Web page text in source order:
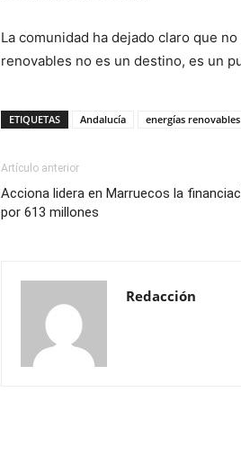
La comunidad ha dejado claro que
renovables no es un destino, es un
ETIQUETAS Andalucía energías renovables
Artículo anterior
Acciona lidera en Marruecos la
por 613 millones
Redacción